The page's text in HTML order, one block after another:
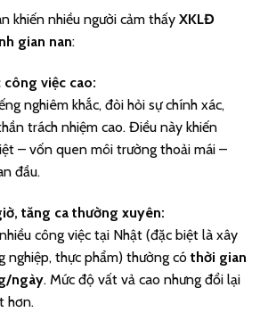
khiến nhiều người cảm thấy XKLĐ
gian nan:
công việc cao:
nghiêm khắc, đòi hỏi sự chính xác,
trách nhiệm cao. Điều này khiến
– vốn quen môi trường thoải mái –
đầu.
tăng ca thường xuyên:
công việc tại Nhật (đặc biệt là xây
nghiệp, thực phẩm) thường có thời gian
ngày. Mức độ vất vả cao nhưng đổi lại
hơn.